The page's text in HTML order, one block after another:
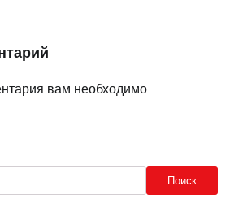
вам необходимо
Поиск